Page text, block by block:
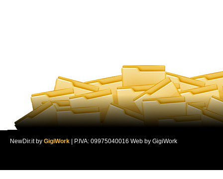
NewDir.it by GigiWork | P.IVA: 09975040016 Web by GigiWork